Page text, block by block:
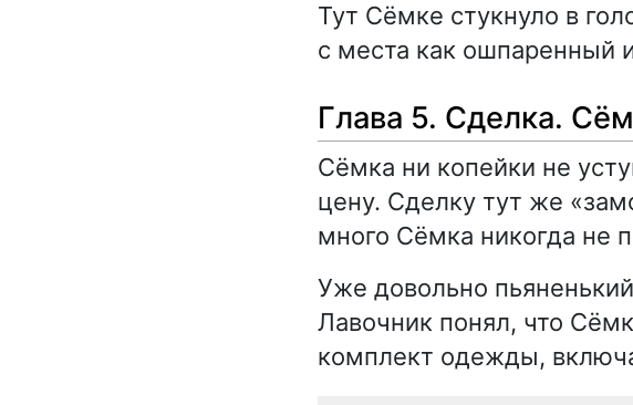
Тут Сёмке стукнуло в
с места как ошпаренный
Глава 5. Сделка.
Сёмка ни копейки не
цену. Сделку тут же
много Сёмка никогда не
Уже довольно
Лавочник понял, что
комплект одежды,